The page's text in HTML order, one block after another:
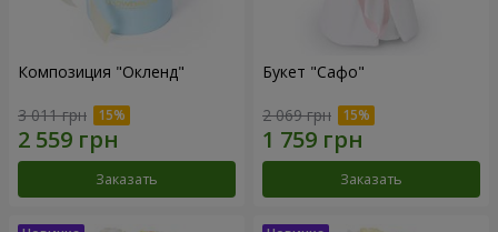
Композиция "Окленд"
3 011 грн
Заказать
Букет "Сафо"
2 069 грн
Заказать